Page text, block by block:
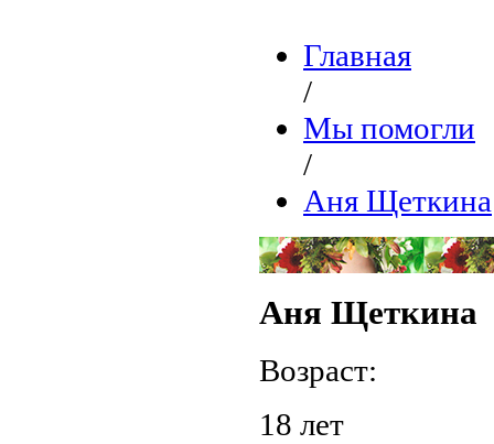
Главная
/
Мы помогли
/
Аня Щеткина
Аня Щеткина
Возраст:
18 лет